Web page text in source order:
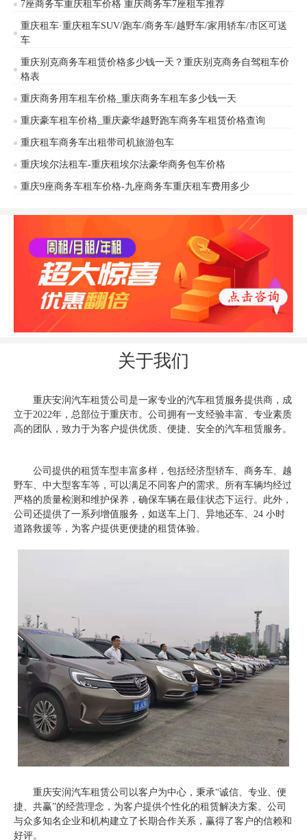
租车价格表。重庆安润租车经营租赁
车辆种类齐全，商务车租赁:丰田埃尔
法、考斯特、奔驰V26、唯雅诺、威
庭，江淮瑞丰，华晨金杯，豪华款别
克商务
7座商务车重庆租车价格 重庆商务车7座租车推荐
重庆租车·重庆租车SUV/跑车/商务车/越野车/家用轿车/市区可送
车
重庆别克商务车租赁价格多少钱一天？重庆别克商务自驾租车价
格表
重庆商务用车租车价格_重庆商务车租车多少钱一天
重庆豪车租车价格_重庆豪华越野跑车商务车租赁价格查询
重庆租车商务车出租带司机旅游包车
重庆埃尔法租车-重庆租埃尔法豪华商务包车价格
重庆9座商务车租车价格-九座商务车重庆租车费用多少
关于我们
重庆安润汽车租赁公司是一家专业的汽车租赁服务提供商，成
立于2022年，总部位于重庆市。公司拥有一支经验丰富、专业素质
高的团队，致力于为客户提供优质、便捷、安全的汽车租赁服务。
公司提供的租赁车型丰富多样，包括经济型轿车、商务车、越
野车、中大型客车等，可以满足不同客户的需求。所有车辆均经过
严格的质量检测和维护保养，确保车辆在最佳状态下运行。此外，
公司还提供了一系列增值服务，如送车上门、异地还车、24 小时
道路救援等，为客户提供更便捷的租赁体验。
重庆安润汽车租赁公司以客户为中心，秉承“诚信、专业、便
捷、共赢”的经营理念，为客户提供个性化的租赁解决方案。公司
与众多知名企业和机构建立了长期合作关系，赢得了客户的信赖和
好评。